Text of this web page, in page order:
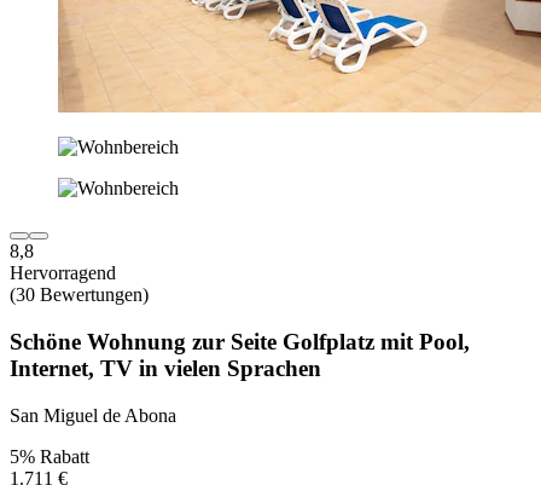
8,8
Hervorragend
(30 Bewertungen)
Schöne Wohnung zur Seite Golfplatz mit Pool,
Internet, TV in vielen Sprachen
San Miguel de Abona
5% Rabatt
1.711 €